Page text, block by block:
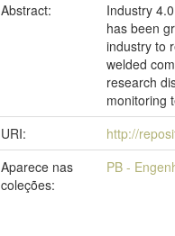
Abstract:
Industry
has been
industry to
welded
research
monitoring
URI:
http://
Aparece nas
coleções:
PB -